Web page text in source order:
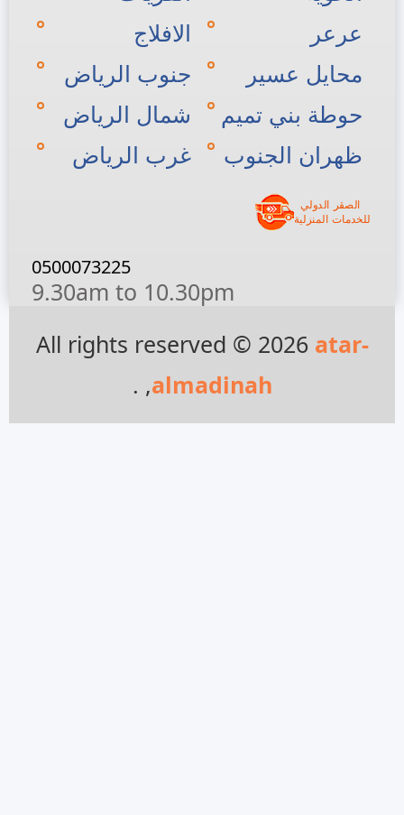
عرعر
الافلاج
محايل عسير
جنوب الرياض
حوطة بني تميم
شمال الرياض
ظهران الجنوب
غرب الرياض
0500073225
9.30am to 10.30pm
All rights reserved © 2026atar-
almadinah
, .